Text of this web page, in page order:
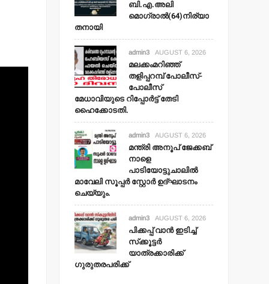
ബി.എ.അലി
മൊഗ്രാല്‍(64)നിര്യാ
തനായി
admin3 AUGUST 6, 2026
മലക്കംമറിഞ്ഞ്
തളിപ്പറമ്പ് പോലീസ്-
പോലീസ്
മേധാവിയുടെ റിപ്പോര്‍ട്ട് തേടി
ഹൈക്കോടതി.
admin3 AUGUST 6, 2026
മന്ത്രി അനൂപ് ജേക്കബ്
നാളെ
പാടിയോട്ടുചാലില്‍
മാവേലി സൂപ്പര്‍ സ്റ്റോര്‍ ഉദ്ഘാടനം
ചെയ്യും.
admin3 AUGUST 6, 2026
പിക്കപ്പ് വാന്‍ ഇടിച്ച്
സ്‌ക്കൂട്ടര്‍
യാത്രക്കാരിക്ക്
ഗുരുതരപരിക്ക്